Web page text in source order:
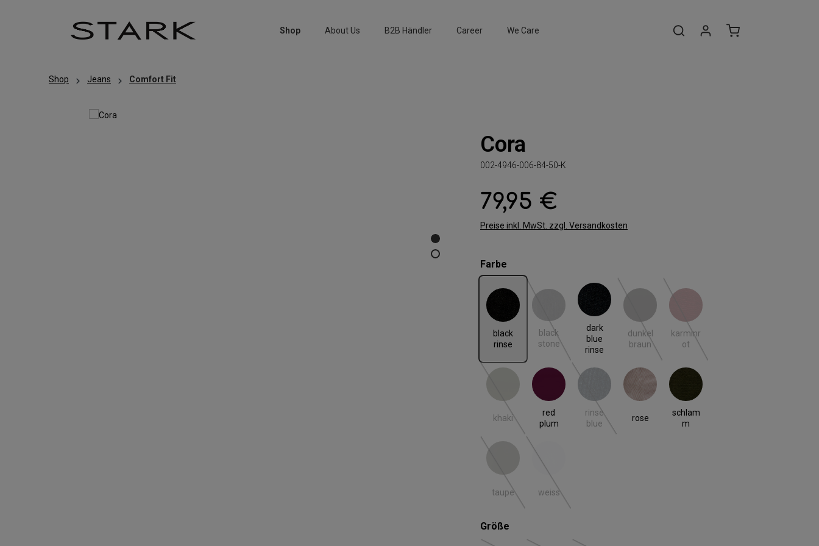
Shop
About Us B2B Händler Career We Care
Shop Jeans Comfort Fit
Cora
002-4946-006-84-50-K
Regulärer Preis:
79,95 €
Preise inkl. MwSt. zzgl. Versandkosten
Farbe
black
rinse
black rinse
black
stone
black stone
(Diese Option ist zurzeit nicht verfügbar.)
dark
blue
rinse
dark blue rinse
dunkel
braun
dunkel braun
(Diese Option ist zurzeit nicht verfügbar.)
karminr
ot
karminrot
(Diese Option ist zurzeit nicht
khaki
khaki
(Diese Option ist zurzeit nicht verfügbar.)
red
plum
red plum
rinse
blue
rinse blue
(Diese Option ist zurzeit nicht verfügbar.)
rose
rose
schlam
m
schlamm
taupe
taupe
(Diese Option ist zurzeit nicht verfügbar.)
weiss
weiss
(Diese Option ist zurzeit nicht verfügbar.)
Größe